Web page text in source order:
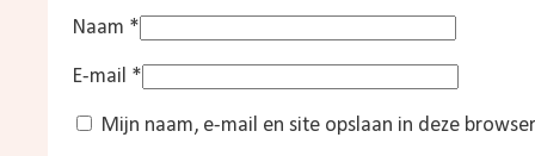
Naam *
E-mail *
Mijn naam, e-mail en site opslaan in deze